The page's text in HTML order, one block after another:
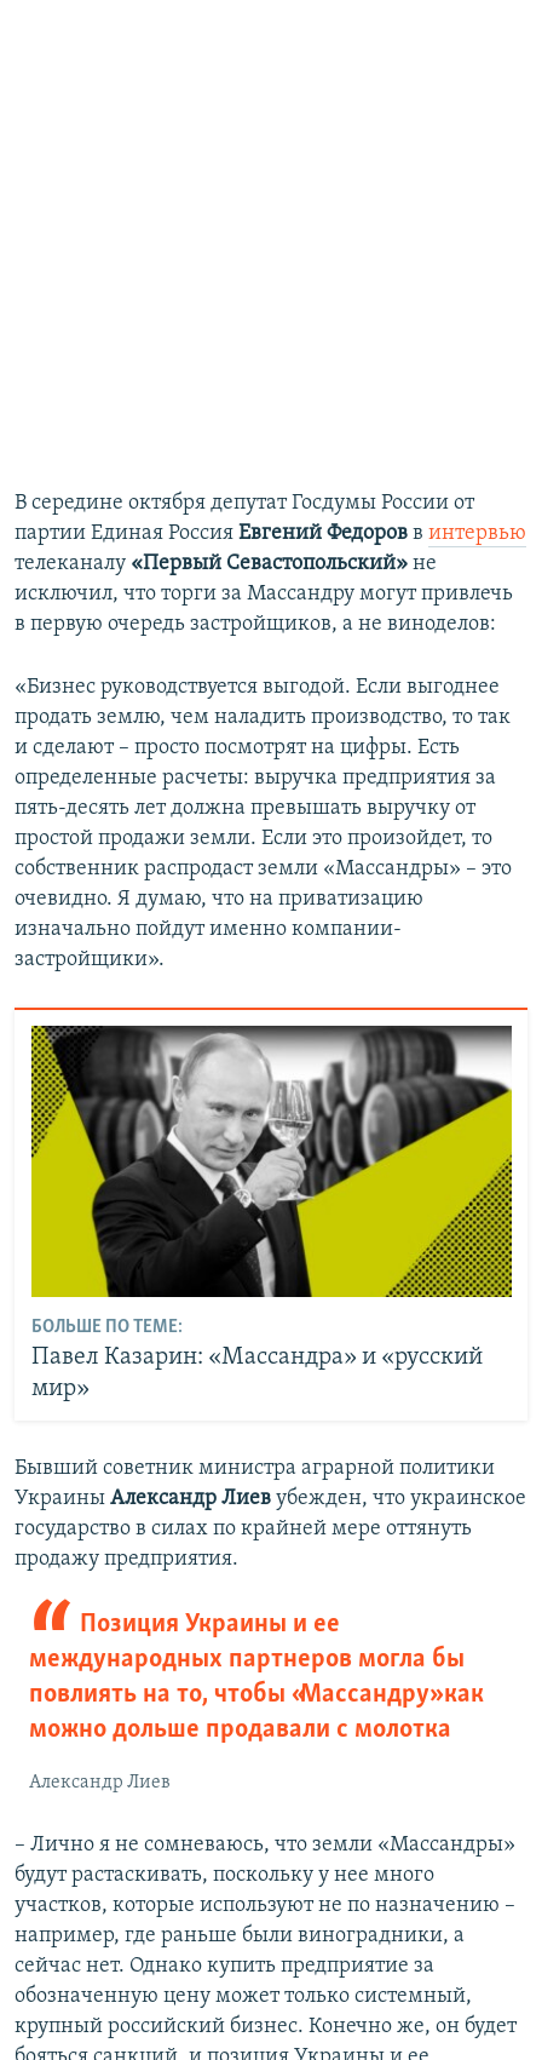
В середине октября депутат Госдумы России от
партии Единая Россия Евгений Федоров в интервью
телеканалу «Первый Севастопольский» не
исключил, что торги за Массандру могут привлечь
в первую очередь застройщиков, а не виноделов:
«Бизнес руководствуется выгодой. Если выгоднее
продать землю, чем наладить производство, то так
и сделают – просто посмотрят на цифры. Есть
определенные расчеты: выручка предприятия за
пять-десять лет должна превышать выручку от
простой продажи земли. Если это произойдет, то
собственник распродаст земли «Массандры» – это
очевидно. Я думаю, что на приватизацию
изначально пойдут именно компании-
застройщики».
БОЛЬШЕ ПО ТЕМЕ:
Павел Казарин: «Массандра» и «русский
мир»
Бывший советник министра аграрной политики
Украины Александр Лиев убежден, что украинское
государство в силах по крайней мере оттянуть
продажу предприятия.
Позиция Украины и ее
международных партнеров могла бы
повлиять на то, чтобы «Массандру» как
можно дольше продавали с молотка
Александр Лиев
– Лично я не сомневаюсь, что земли «Массандры»
будут растаскивать, поскольку у нее много
участков, которые используют не по назначению –
например, где раньше были виноградники, а
сейчас нет. Однако купить предприятие за
обозначенную цену может только системный,
крупный российский бизнес. Конечно же, он будет